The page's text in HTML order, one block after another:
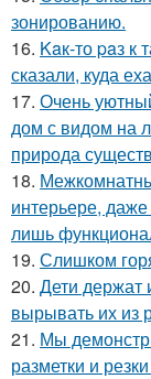
зонированию.
16. Kaк-то paз к
сказали, куда
17. Очень
дом с видом на
природа
18.
интерьере,
лишь
19. Слишком
20. Дети держат
вырывать их из
21. Мы
разметки и